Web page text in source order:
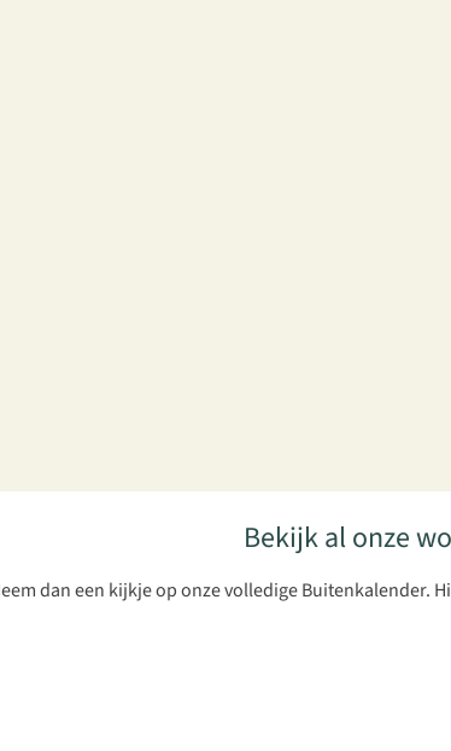
Bekijk al onze
dan een kijkje op onze volledige Buitenkalender.